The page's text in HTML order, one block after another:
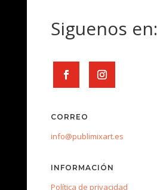
Siguenos en:
CORREO
info@publimixart.es
INFORMACIÓN
Política de privacidad